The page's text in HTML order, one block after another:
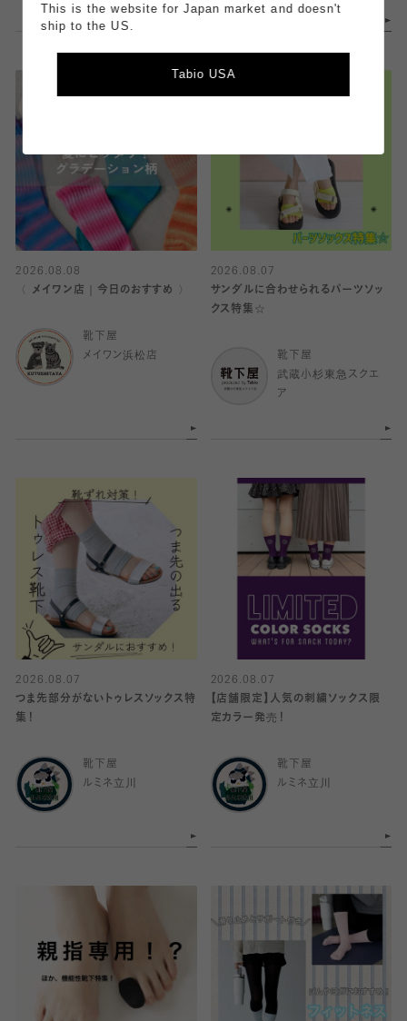
2026.08.08
〈 メイワン店｜今日のおすすめ 〉
靴下屋
メイワン浜松店
2026.08.07
サンダルに合わせられるパーツソッ
クス特集☆
靴下屋
武蔵小杉東急スクエ
ア
2026.08.07
つま先部分がないトゥレスソックス特
集！
靴下屋
ルミネ立川
2026.08.07
【店舗限定】人気の刺繍ソックス限
定カラー発売！
靴下屋
ルミネ立川
This is the website for Japan market and doesn't
ship to the US.
Tabio USA